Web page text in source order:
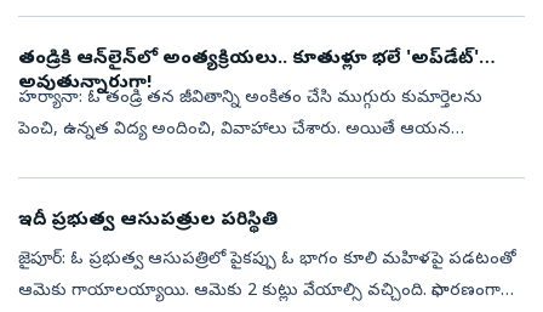
తండ్రికి ఆన్‌లైన్‌లో అంత్యక్రియలు.. కూతుళ్లూ భలే 'అప్‌డేట్‌'
అవుతున్నారుగా!
హర్యానా: ఓ తండ్రి తన జీవితాన్ని అంకితం చేసి ముగ్గురు కుమార్తెలను
పెంచి, ఉన్నత విద్య అందించి, వివాహాలు చేశారు. అయితే ఆయన
ఇదీ ప్రభుత్వ ఆసుపత్రుల పరిస్థితి
జైపూర్‌: ఓ ప్రభుత్వ ఆసుపత్రిలో పైకప్పు ఓ భాగం కూలి మహిళపై పడటంతో
ఆమెకు గాయాలయ్యాయి. ఆమెకు 2 కుట్లు వేయాల్సి వచ్చింది. సాధారణంగా